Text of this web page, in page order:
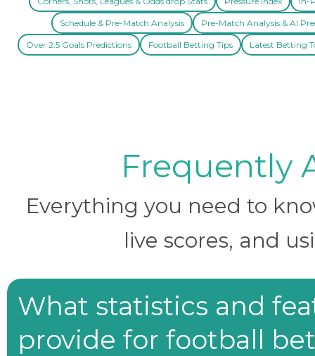
Schedule & Pre-Match Analysis Pre-Match Analysis & AI
Over 2.5 Goals Predictions Football Betting Tips Latest Betting
Frequently
Everything you need to
live scores, and
What statistics and
provide for football